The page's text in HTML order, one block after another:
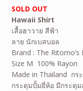
SOLD OUT
Hawaii Shirt
เสื้อฮาวาย สีฟ้า
ลาย นักเบสบอล
Brand : The Ritomo’s
Size M 100% Rayon
Made in Thailand กร
กระดุมปั้มยี่ห้อ มีกระดุม